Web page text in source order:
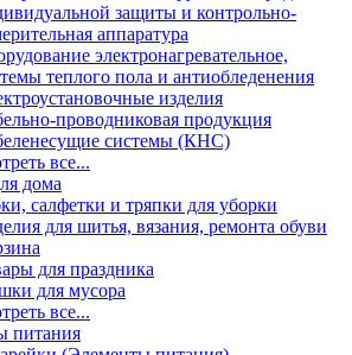
защиты и контрольно-
аппаратура
электронагревательное,
теплого пола и антиобледенения
изделия
проводниковая продукция
системы (КНС)
все...
дома
салфетки и тряпки для уборки
для шитья, вязания, ремонта обуви
для праздника
для мусора
все...
питания